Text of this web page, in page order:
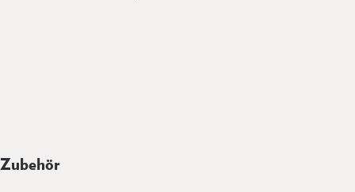
Zubehör